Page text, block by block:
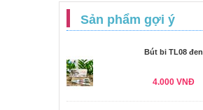
Sản phẩm gợi ý
Bút bi TL08 đen
4.000 VNĐ